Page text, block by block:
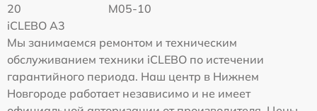
20
M05-10
iCLEBO A3
Мы занимаемся ремонтом и техническим
обслуживанием техники iCLEBO по истечении
гарантийного периода. Наш центр в Нижнем
Новгороде работает независимо и не имеет